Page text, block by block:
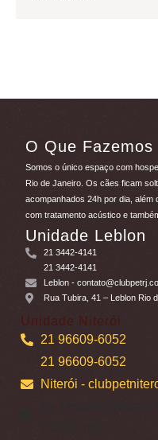
O Que Fazemos
Somos o único espaço com
Rio de Janeiro. Os cães ficam
acompanhados 24h por dia,
com tratamento acústico e
Unidade Leblon
21 3442-4141
21 3442-4141
Leblon-
Rua Tubira, 41 – Leblon Rio
Unidade Niterói
21 96609-6052
21 96609-6052
Niterói -